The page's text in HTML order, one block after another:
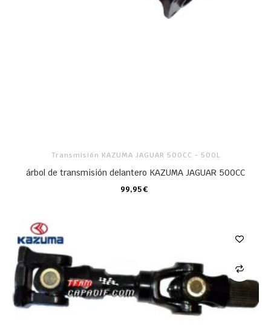
Transmisión KAZUMA JAGUAR 500CC - 500L
árbol de transmisión delantero KAZUMA JAGUAR 500CC
99,95 €
CARRO